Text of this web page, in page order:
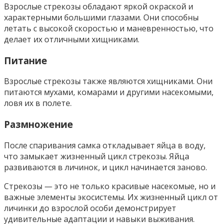
Взрослые стрекозы обладают яркой окраской и
характерными большими глазами. Они способны
летать с высокой скоростью и маневренностью, что
делает их отличными хищниками.
Питание
Взрослые стрекозы также являются хищниками. Они
питаются мухами, комарами и другими насекомыми,
ловя их в полете.
Размножение
После спаривания самка откладывает яйца в воду,
что замыкает жизненный цикл стрекозы. Яйца
развиваются в личинок, и цикл начинается заново.
Стрекозы — это не только красивые насекомые, но и
важные элементы экосистемы. Их жизненный цикл от
личинки до взрослой особи демонстрирует
удивительные адаптации и навыки выживания.